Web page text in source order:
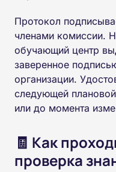
Протокол
членами комиссии.
обучающий центр
заверенное
организации.
следующей
или до момента
🧾 Как
проверка